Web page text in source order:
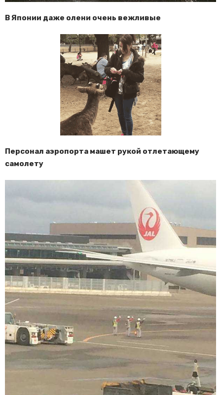
В Японии даже олени очень вежливые
Персонал аэропорта машет рукой отлетающему
самолету